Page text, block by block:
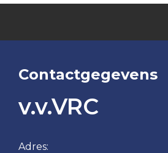
Contactgegevens
v.v.VRC
Adres: